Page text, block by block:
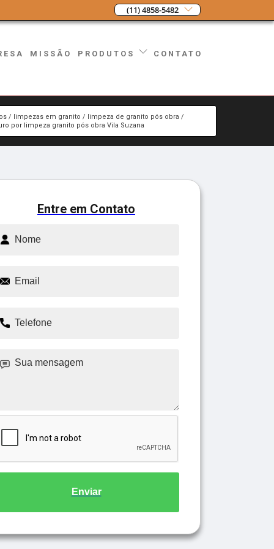
(11) 4858-5482
MISSÃO PRODUTOS CONTATO
limpezas em granito
limpeza de granito pós obra
por limpeza granito pós obra Vila Suzana
Entre em Contato
Enviar